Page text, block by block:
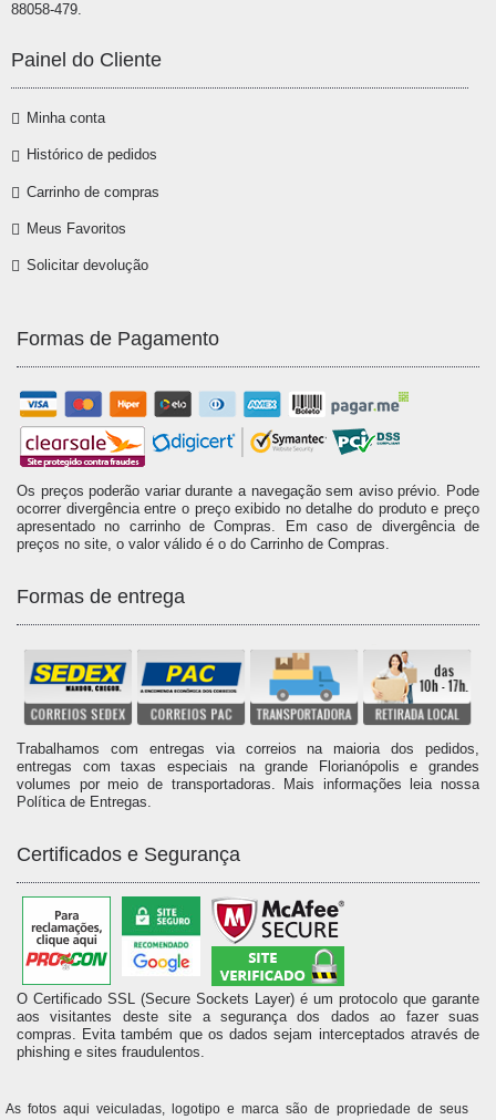
88058-479.
Painel do Cliente
Minha conta
Histórico de pedidos
Carrinho de compras
Meus Favoritos
Solicitar devolução
Formas de Pagamento
Os preços poderão variar durante a navegação sem aviso prévio. Pode
ocorrer divergência entre o preço exibido no detalhe do produto e preço
apresentado no carrinho de Compras. Em caso de divergência de
preços no site, o valor válido é o do Carrinho de Compras.
Formas de entrega
Trabalhamos com entregas via correios na maioria dos pedidos,
entregas com taxas especiais na grande Florianópolis e grandes
volumes por meio de transportadoras. Mais informações leia nossa
Política de Entregas.
Certificados e Segurança
O Certificado SSL (Secure Sockets Layer) é um protocolo que garante
aos visitantes deste site a segurança dos dados ao fazer suas
compras. Evita também que os dados sejam interceptados através de
phishing e sites fraudulentos.
As fotos aqui veiculadas, logotipo e marca são de propriedade de seus